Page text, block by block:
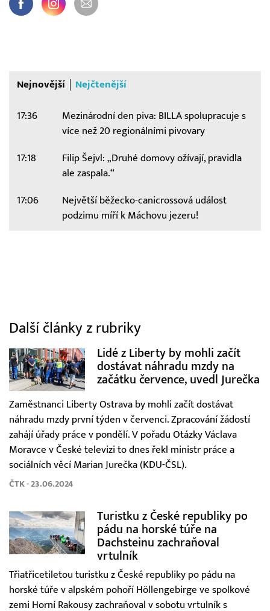
Nejnovější Nejčtenější
17:36
Mezinárodní den piva: BILLA spolupracuje s
více než 20 regionálními pivovary
17:18
Filip Šejvl: „Druhé domovy ožívají, pravidla
ale zaspala.“
17:06
Největší běžecko-canicrossová událost
podzimu míří k Máchovu jezeru!
Další články z rubriky
Lidé z Liberty by mohli začít
dostávat náhradu mzdy na
začátku července, uvedl Jurečka
Zaměstnanci Liberty Ostrava by mohli začít dostávat
náhradu mzdy první týden v červenci. Zpracování žádostí
zahájí úřady práce v pondělí. V pořadu Otázky Václava
Moravce v České televizi to dnes řekl ministr práce a
sociálních věcí Marian Jurečka (KDU-ČSL).
ČTK - 23.06.2024
Turistku z České republiky po
pádu na horské túře na
Dachsteinu zachraňoval
vrtulník
Třiatřicetiletou turistku z České republiky po pádu na
horské túře v alpském pohoří Höllengebirge ve spolkové
zemi Horní Rakousy zachraňoval v sobotu vrtulník s